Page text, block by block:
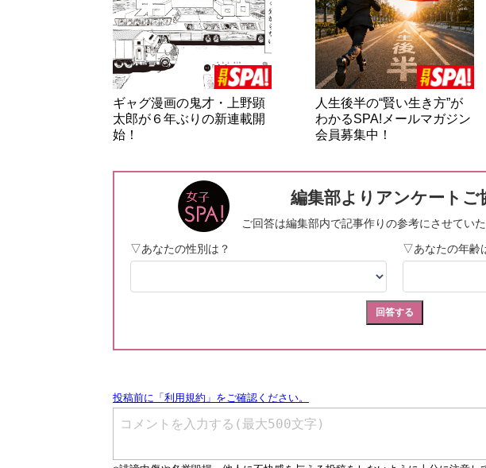
ギャグ漫画の鬼才・上野顕
太郎が６年ぶりの新連載開
始！
人生後半の“賢い生き方”が
わかるSPA!メールマガジン
会員募集中！